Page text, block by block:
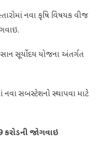
નવા કૃષિ વિષયક વીજ
સૂર્યોદય યોજના અંતર્ગત
નવા સબસ્ટેશનો સ્થાપવા માટે
કરોડની જોગવાઇ